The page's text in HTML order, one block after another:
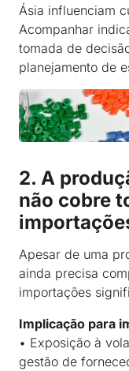
Ásia influenciam
Acompanhar
tomada de
planejamento de
2. A
não cobre
Apesar de uma
ainda precisa
importações
Implicação para
• Exposição à
gestão de